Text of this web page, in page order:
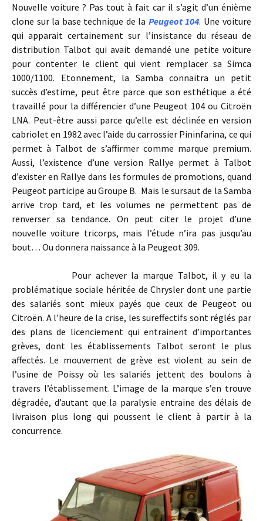
Nouvelle voiture ? Pas tout à fait car il s’agit d’un énième
clone sur la base technique de la Peugeot 104. Une voiture
qui apparait certainement sur l’insistance du réseau de
distribution Talbot qui avait demandé une petite voiture
pour contenter le client qui vient remplacer sa Simca
1000/1100. Etonnement, la Samba connaitra un petit
succès d’estime, peut être parce que son esthétique a été
travaillé pour la différencier d’une Peugeot 104 ou Citroën
LNA. Peut-être aussi parce qu’elle est déclinée en version
cabriolet en 1982 avec l’aide du carrossier Pininfarina, ce qui
permet à Talbot de s’affirmer comme marque premium.
Aussi, l’existence d’une version Rallye permet à Talbot
d’exister en Rallye dans les formules de promotions, quand
Peugeot participe au Groupe B. Mais le sursaut de la Samba
arrive trop tard, et les volumes ne permettent pas de
renverser sa tendance. On peut citer le projet d’une
nouvelle voiture tricorps, mais l’étude n’ira pas jusqu’au
bout… Ou donnera naissance à la Peugeot 309.
Pour achever la marque Talbot, il y eu la
problématique sociale héritée de Chrysler dont une partie
des salariés sont mieux payés que ceux de Peugeot ou
Citroën. A l’heure de la crise, les sureffectifs sont réglés par
des plans de licenciement qui entrainent d’importantes
grèves, dont les établissements Talbot seront le plus
affectés. Le mouvement de grève est violent au sein de
l’usine de Poissy où les salariés jettent des boulons à
travers l’établissement. L’image de la marque s’en trouve
dégradée, d’autant que la paralysie entraine des délais de
livraison plus long qui poussent le client à partir à la
concurrence.